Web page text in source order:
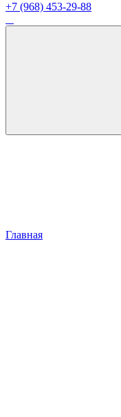
+7 (968) 453-29-88
Главная